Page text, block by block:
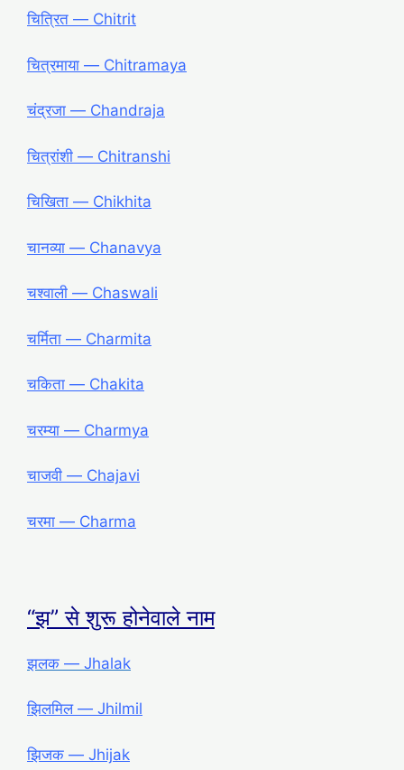
चित्रित ― Chitrit
चित्रमाया ― Chitramaya
चंद्रजा ― Chandraja
चित्रांशी ― Chitranshi
चिखिता ― Chikhita
चानव्या ― Chanavya
चश्वाली ― Chaswali
चर्मिता ― Charmita
चकिता ― Chakita
चरम्या ― Charmya
चाजवी ― Chajavi
चरमा ― Charma
“झ” से शुरू होनेवाले नाम
झलक ― Jhalak
झिलमिल ― Jhilmil
झिजक ― Jhijak